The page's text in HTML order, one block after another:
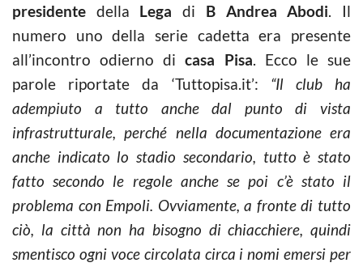
presidente della Lega di B Andrea Abodi. Il
numero uno della serie cadetta era presente
all’incontro odierno di casa Pisa. Ecco le sue
parole riportate da ‘Tuttopisa.it’: “Il club ha
adempiuto a tutto anche dal punto di vista
infrastrutturale, perché nella documentazione era
anche indicato lo stadio secondario, tutto è stato
fatto secondo le regole anche se poi c’è stato il
problema con Empoli. Ovviamente, a fronte di tutto
ciò, la città non ha bisogno di chiacchiere, quindi
smentisco ogni voce circolata circa i nomi emersi per